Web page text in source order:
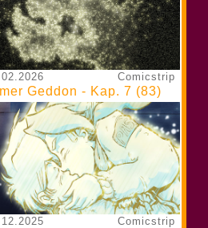
Comicstrip
Geddon - Kap. 7 (83)
Comicstrip